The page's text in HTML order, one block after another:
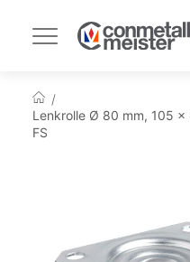
Navigation
umschalten
Startseite
Lenkrolle Ø 80 mm, 105 x
FS